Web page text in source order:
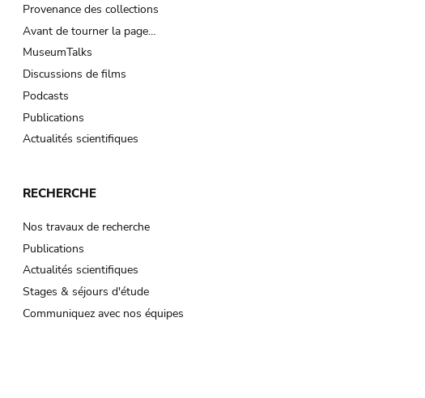
Provenance des collections
Avant de tourner la page…
MuseumTalks
Discussions de films
Podcasts
Publications
Actualités scientifiques
RECHERCHE
Nos travaux de recherche
Publications
Actualités scientifiques
Stages & séjours d'étude
Communiquez avec nos équipes